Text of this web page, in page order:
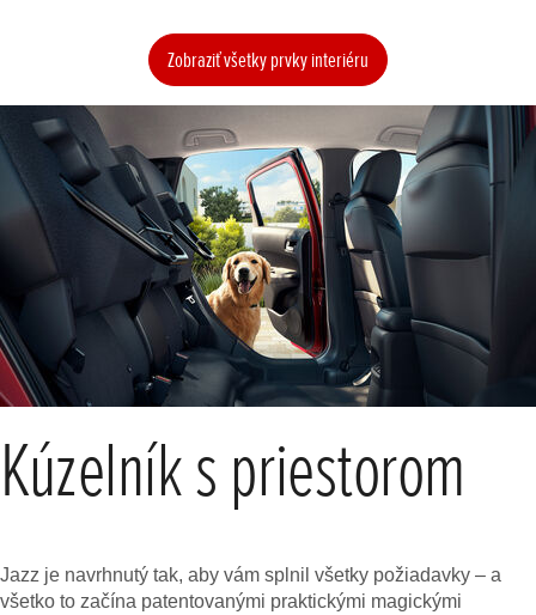
Zobraziť všetky prvky interiéru
Kúzelník s priestorom
Jazz je navrhnutý tak, aby vám splnil všetky požiadavky – a
všetko to začína patentovanými praktickými magickými